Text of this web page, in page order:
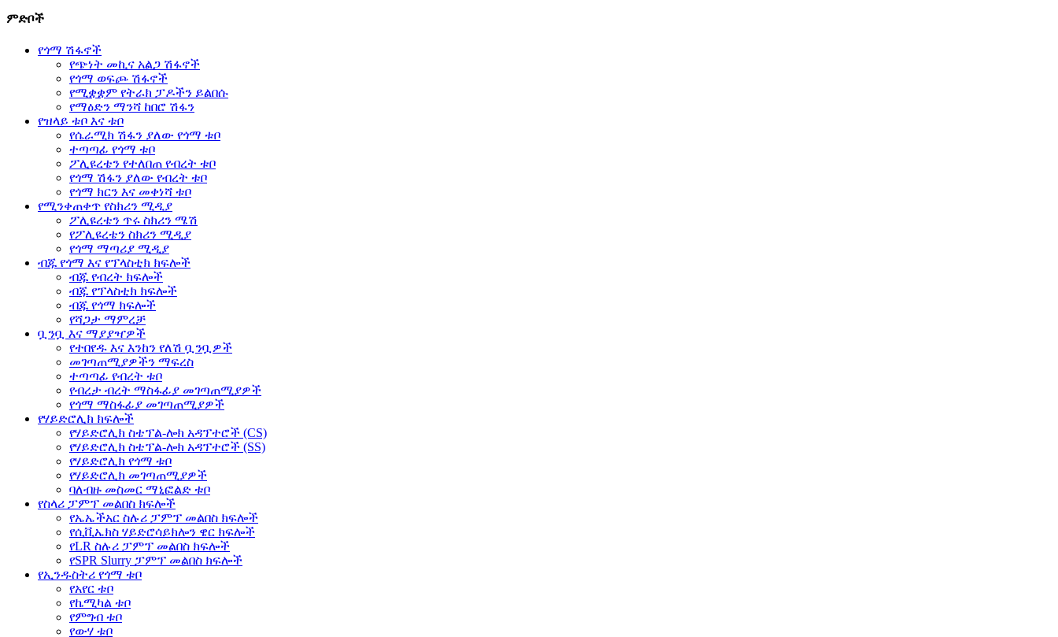
ምድቦች
የጎማ ሽፋኖች
የጭነት መኪና አልጋ ሽፋኖች
የጎማ ወፍጮ ሽፋኖች
የሚቋቋም የትራክ ፓዶችን ይልበሱ
የማዕድን ማንሻ ከበሮ ሽፋን
የዝላይ ቱቦ እና ቱቦ
የሴራሚክ ሽፋን ያለው የጎማ ቱቦ
ተጣጣፊ የጎማ ቱቦ
ፖሊዩረቴን የተለበጠ የብረት ቱቦ
የጎማ ሽፋን ያለው የብረት ቱቦ
የጎማ ክርን እና መቀነሻ ቱቦ
የሚንቀጠቀጥ የስክሪን ሚዲያ
ፖሊዩረቴን ጥሩ ስክሪን ሜሽ
የፖሊዩረቴን ስክሪን ሚዲያ
የጎማ ማጣሪያ ሚዲያ
ብጁ የጎማ እና የፕላስቲክ ክፍሎች
ብጁ የብረት ክፍሎች
ብጁ የፕላስቲክ ክፍሎች
ብጁ የጎማ ክፍሎች
የሻጋታ ማምረቻ
ቧንቧ እና ማያያዣዎች
የተበየዱ እና እንከን የለሽ ቧንቧዎች
መገጣጠሚያዎችን ማፍረስ
ተጣጣፊ የብረት ቱቦ
የብረታ ብረት ማስፋፊያ መገጣጠሚያዎች
የጎማ ማስፋፊያ መገጣጠሚያዎች
የሃይድሮሊክ ክፍሎች
የሃይድሮሊክ ስቴፕል-ሎክ አዳፕተሮች (CS)
የሃይድሮሊክ ስቴፕል-ሎክ አዳፕተሮች (SS)
የሃይድሮሊክ የጎማ ቱቦ
የሃይድሮሊክ መገጣጠሚያዎች
ባለብዙ መስመር ማኒፎልድ ቱቦ
የስላሪ ፓምፕ መልበስ ክፍሎች
የኤኤችአር ስሉሪ ፓምፕ መልበስ ክፍሎች
የሲቪኤክስ ሃይድሮሳይክሎን ዌር ክፍሎች
የLR ስሉሪ ፓምፕ መልበስ ክፍሎች
የSPR Slurry ፓምፕ መልበስ ክፍሎች
የኢንዱስትሪ የጎማ ቱቦ
የአየር ቱቦ
የኬሚካል ቱቦ
የምግብ ቱቦ
የውሃ ቱቦ